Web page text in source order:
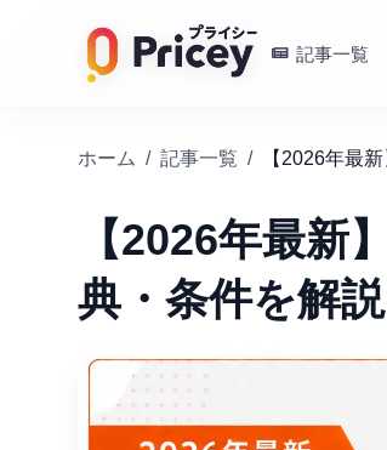
記事一覧
ホーム / 記事一覧 / 【2026年最
【2026年最新
典・条件を解説